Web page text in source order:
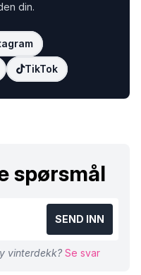
din.
TikTok
spørsmål
SEND INN
vinterdekk? Se svar